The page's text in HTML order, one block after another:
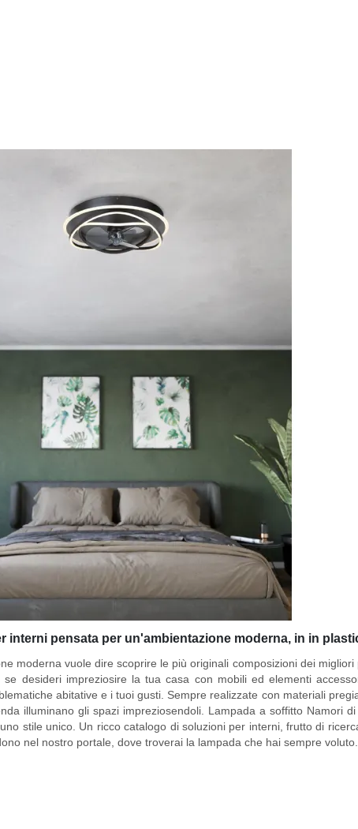
interni pensata per un'ambientazione moderna, in in
moderna vuole dire scoprire le più originali composizioni dei migliori
desideri impreziosire la tua casa con mobili ed elementi
abitative e i tuoi gusti. Sempre realizzate con materiali
illuminano gli spazi impreziosendoli. Lampada a soffitto Namori
stile unico. Un ricco catalogo di soluzioni per interni, frutto di
nel nostro portale, dove troverai la lampada che hai sempre voluto.